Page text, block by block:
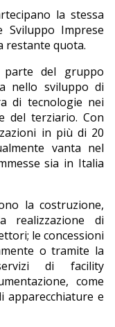
la stessa
Imprese
restante quota.
parte del gruppo
nello sviluppo di
di tecnologie nei
del terziario. Con
in più di 20
vanta nel
sia in Italia
la costruzione,
realizzazione di
le concessioni
o tramite la
di facility
come
e